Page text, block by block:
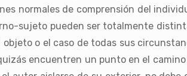
normales de comprensión del
sujeto pueden ser totalmente
o el caso de todas sus
encuentren un punto en el